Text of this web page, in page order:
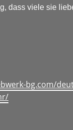
dass viele sie
bg.com/